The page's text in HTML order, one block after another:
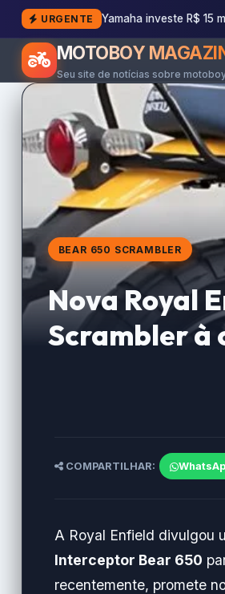
URGENTE Yamaha investe R$ 15
MOTOBOY
Seu site de notícias sobre
BEAR 650 SCRAMBLER
Nova Royal
Scrambler à
COMPARTILHAR:
A Royal Enfield divulgou
Interceptor Bear 650
recentemente, promete